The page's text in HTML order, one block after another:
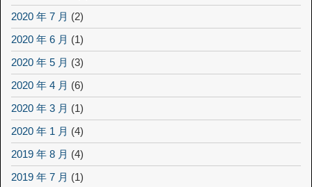
2020 年 7 月 (2)
2020 年 6 月 (1)
2020 年 5 月 (3)
2020 年 4 月 (6)
2020 年 3 月 (1)
2020 年 1 月 (4)
2019 年 8 月 (4)
2019 年 7 月 (1)